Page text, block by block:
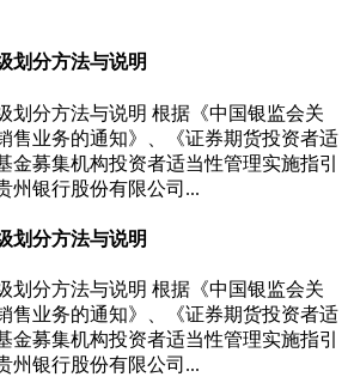
划分方法与说明
划分方法与说明 根据《中国银监会关
售业务的通知》、《证券期货投资者适
金募集机构投资者适当性管理实施指引
州银行股份有限公司...
划分方法与说明
划分方法与说明 根据《中国银监会关
售业务的通知》、《证券期货投资者适
金募集机构投资者适当性管理实施指引
州银行股份有限公司...